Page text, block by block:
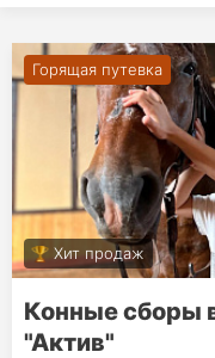
Горящая путевка
Хит продаж
Конные сборы
"Актив"